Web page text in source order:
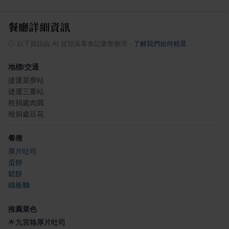
餐廳詳細資訊
以下資訊由 AI 從部落客食記彙整整理 了解我們如何精選
地標/交通
捷運菜寮站
捷運三重站
稅捐處肉圓
稅捐處豆花
餐種
厚片吐司
蛋餅
鬆餅
鐵板麵
推薦菜色
🌟九宮格厚片吐司